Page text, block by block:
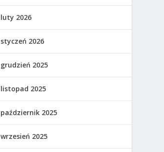
luty 2026
styczeń 2026
grudzień 2025
listopad 2025
październik 2025
wrzesień 2025